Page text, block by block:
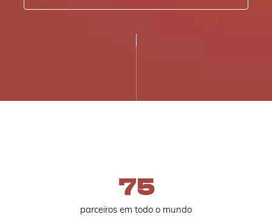
parceiros em todo o mundo
75